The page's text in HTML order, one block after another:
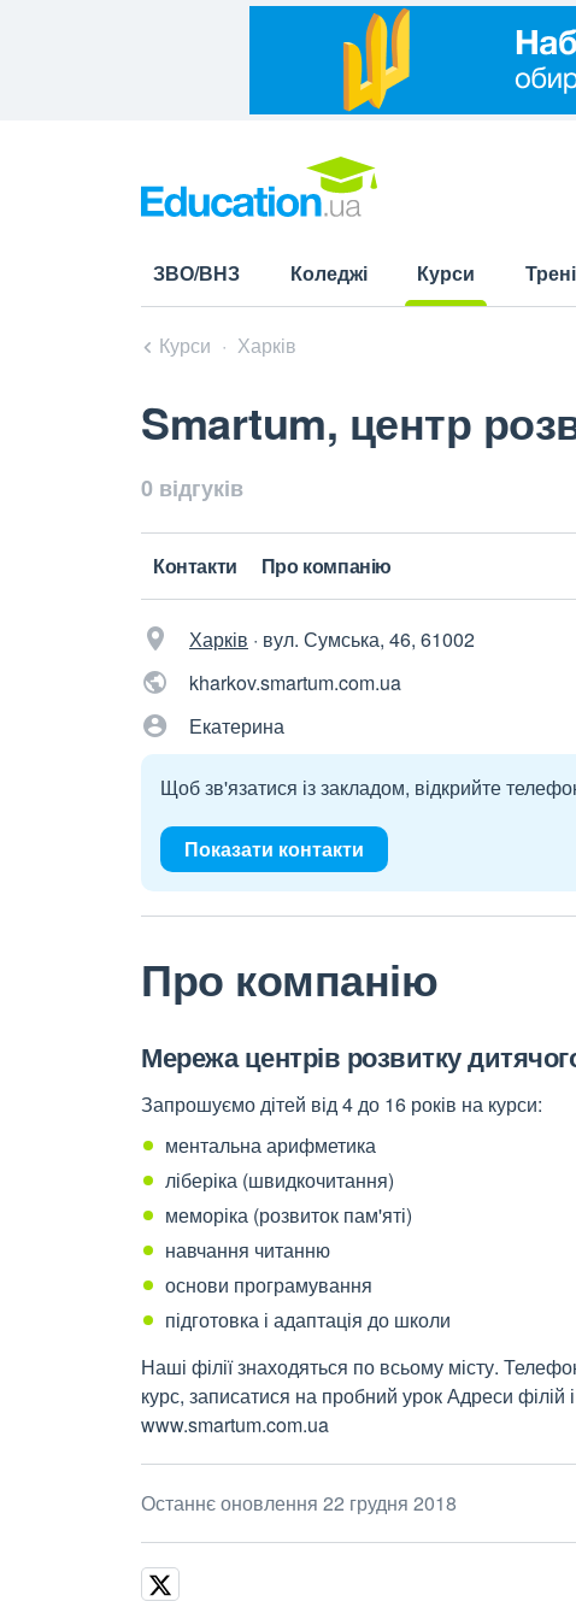
ЗВО/ВНЗ Коледжі
Курси
Курси Харків
Smartum, центр
0 відгуків
Контакти Про компанію
Харків · вул. Сумська, 46, 61002
kharkov.smartum.com.ua
Екатерина
Щоб зв'язатися із закладом, відкрийте
Показати контакти
Про компанію
Мережа центрів розвитку
Запрошуємо дітей від 4 до 16 років на курси:
ментальна арифметика
ліберіка (швидкочитання)
меморіка (розвиток пам'яті)
навчання читанню
основи програмування
підготовка і адаптація до школи
Наші філії знаходяться по всьому місту.
курс, записатися на пробний урок Адреси філій
www.smartum.com.ua
Останнє оновлення 22 грудня 2018